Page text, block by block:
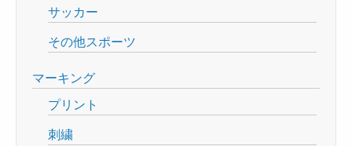
サッカー
その他スポーツ
マーキング
プリント
刺繍